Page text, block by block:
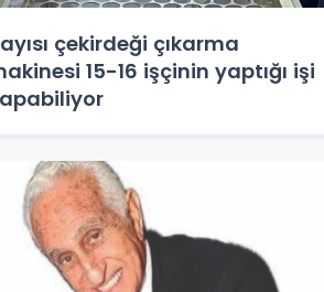
çekirdeği çıkarma
15-16 işçinin yaptığı işi